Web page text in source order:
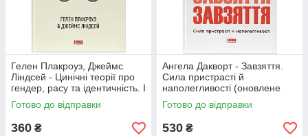
Гелен Плакроуз, Джеймс
Ліндсей - Цинічні теорії про
гендер, расу та ідентичність. І
чому вони згубні для нас усіх
Готово до відправки
360 ₴
Ангела Дакворт - Завзяття.
Сила пристрасті й
наполегливості (оновлене
видання)
Готово до відправки
530 ₴